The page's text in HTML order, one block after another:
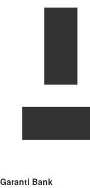
Garanti Bank